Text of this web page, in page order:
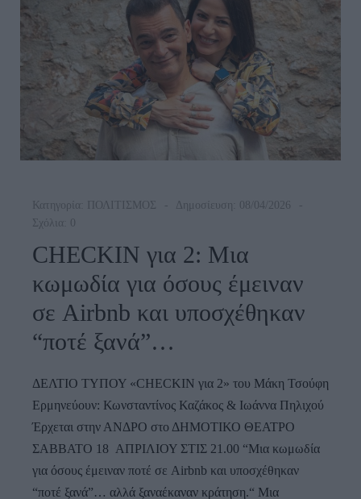
Κατηγορία: ΠΟΛΙΤΙΣΜΟΣ
Δημοσίευση: 08/04/2026
Σχόλια: 0
CHECKIN για 2: Μια
κωμωδία για όσους έμειναν
σε Airbnb και υποσχέθηκαν
“ποτέ ξανά”…
ΔΕΛΤΙΟ ΤΥΠΟΥ «CHECKIN για 2» του Μάκη Τσούφη
Ερμηνεύουν: Κωνσταντίνος Καζάκος & Ιωάννα Πηλιχού
Έρχεται στην ΑΝΔΡΟ στο ΔΗΜΟΤΙΚΟ ΘΕΑΤΡΟ
ΣΑΒΒΑΤΟ 18 ΑΠΡΙΛΙΟΥ ΣΤΙΣ 21.00 “Μια κωμωδία
για όσους έμειναν ποτέ σε Airbnb και υποσχέθηκαν
“ποτέ ξανά”… αλλά ξαναέκαναν κράτηση.“ Μια